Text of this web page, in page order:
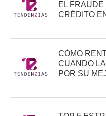
EL
CRÉDITO
CÓMO
CUANDO
POR SU